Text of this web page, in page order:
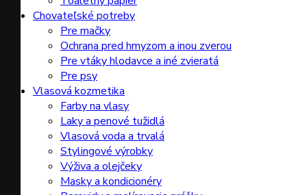
Chovateľské potreby
Pre mačky
Ochrana pred hmyzom a inou zverou
Pre vtáky hlodavce a iné zvieratá
Pre psy
Vlasová kozmetika
Farby na vlasy
Laky a penové tužidlá
Vlasová voda a trvalá
Stylingové výrobky
Výživa a olejčeky
Masky a kondicionéry